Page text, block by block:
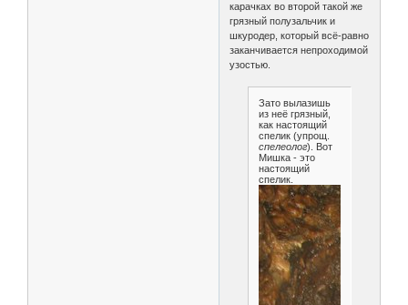
карачках во второй такой же
грязный полузальчик и
шкуродер, который всё-равно
заканчивается непроходимой
узостью.
Зато вылазишь
из неё грязный,
как настоящий
спелик (упрощ.
спелеолог). Вот
Мишка - это
настоящий
спелик.